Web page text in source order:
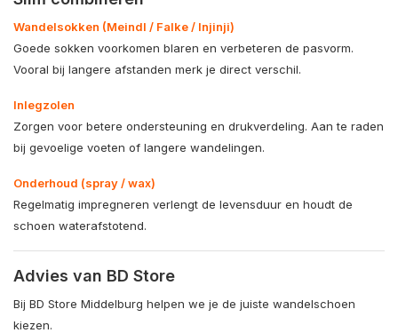
Wandelsokken (Meindl / Falke / Injinji)
Goede sokken voorkomen blaren en verbeteren de pasvorm.
Vooral bij langere afstanden merk je direct verschil.
Inlegzolen
Zorgen voor betere ondersteuning en drukverdeling. Aan te raden
bij gevoelige voeten of langere wandelingen.
Onderhoud (spray / wax)
Regelmatig impregneren verlengt de levensduur en houdt de
schoen waterafstotend.
Advies van BD Store
Bij BD Store Middelburg helpen we je de juiste wandelschoen
kiezen.